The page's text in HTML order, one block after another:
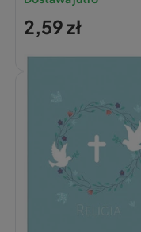
2,59 zł